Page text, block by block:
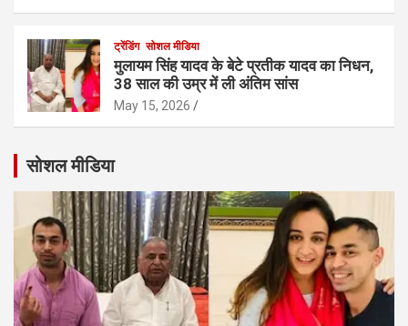
ट्रेंडिंग सोशल मीडिया
मुलायम सिंह यादव के बेटे प्रतीक यादव का निधन,
38 साल की उम्र में ली अंतिम सांस
May 15, 2026
सोशल मीडिया